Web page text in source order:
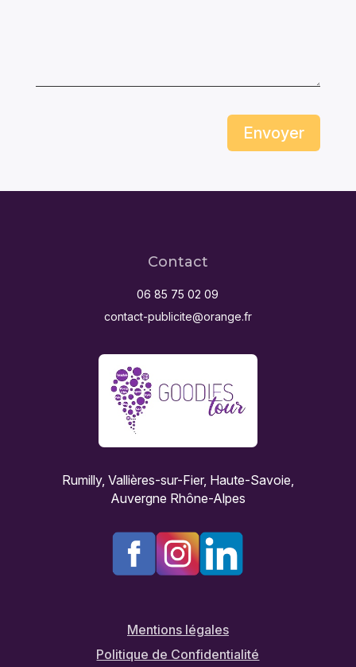
Envoyer
Contact
06 85 75 02 09
contact-publicite@orange.fr
Rumilly, Vallières-sur-Fier, Haute-Savoie,
Auvergne Rhône-Alpes
Mentions légales
Politique de Confidentialité